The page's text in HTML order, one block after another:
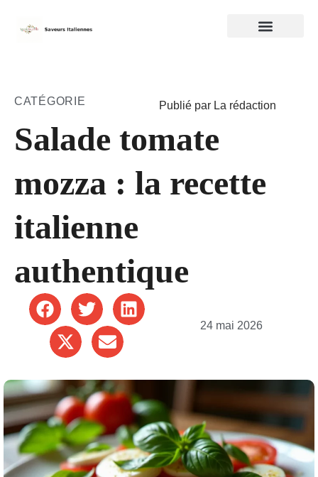
CATÉGORIE Publié par La rédaction
Salade tomate
mozza : la recette
italienne
authentique
24 mai 2026